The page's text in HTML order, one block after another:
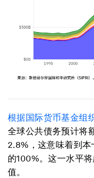
根据国际货币基金组
全球公共债务预计将
2.8%，这意味着到
的100%。这一水平
值。